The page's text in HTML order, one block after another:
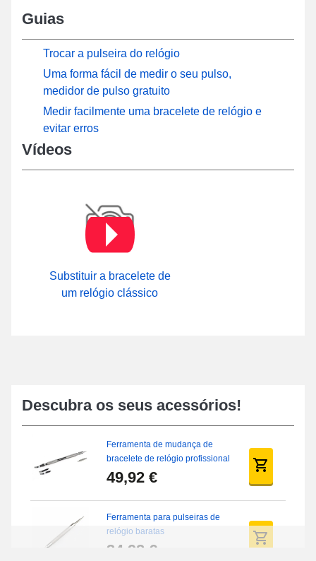
Guias
Trocar a pulseira do relógio
Uma forma fácil de medir o seu pulso,
medidor de pulso gratuito
Medir facilmente uma bracelete de relógio e
evitar erros
Vídeos
Substituir a bracelete de
um relógio clássico
Descubra os seus acessórios!
Ferramenta de mudança de
bracelete de relógio profissional
49,92 €
Ferramenta para pulseiras de
relógio baratas
34,92 €